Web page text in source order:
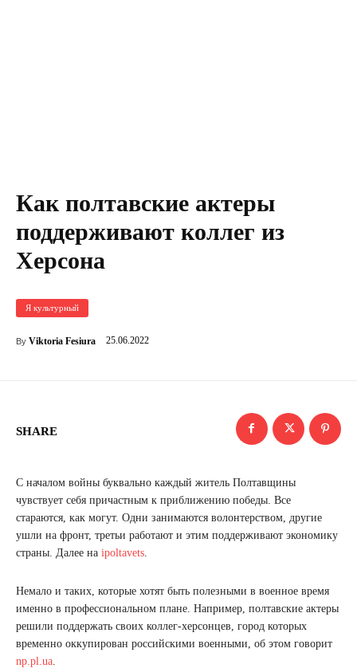
Как полтавские актеры
поддерживают коллег из
Херсона
Я культурный
By Viktoria Fesiura 25.06.2022
SHARE
С началом войны буквально каждый житель Полтавщины
чувствует себя причастным к приближению победы. Все
стараются, как могут. Одни занимаются волонтерством, другие
ушли на фронт, третьи работают и этим поддерживают экономику
страны. Далее на ipoltavets
Немало и таких, которые хотят быть полезными в военное время
именно в профессиональном плане. Например, полтавские актеры
решили поддержать своих коллег-херсонцев, город которых
временно оккупирован российскими военными, об этом говорит
np.pl.ua